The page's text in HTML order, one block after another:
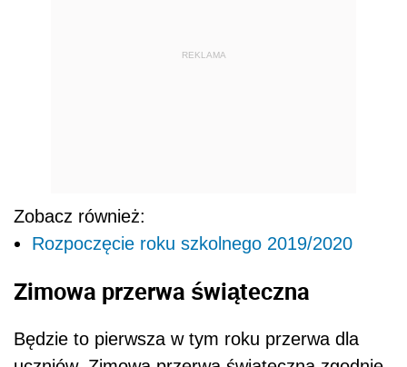
REKLAMA
Zobacz również:
Rozpoczęcie roku szkolnego 2019/2020
Zimowa przerwa świąteczna
Będzie to pierwsza w tym roku przerwa dla